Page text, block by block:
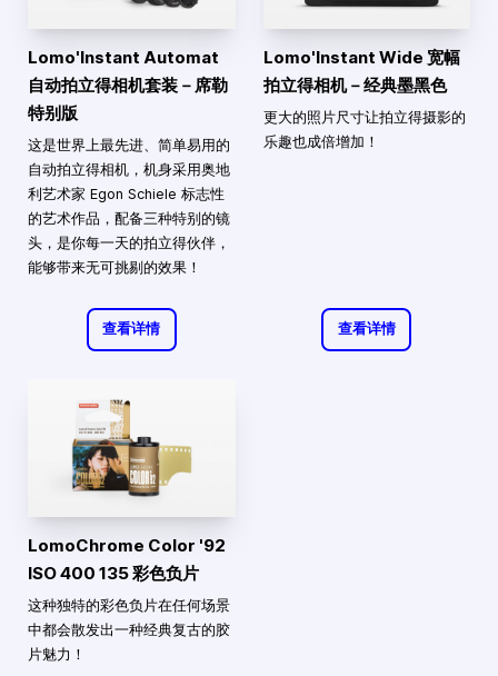
Lomo'Instant Automat
自动拍立得相机套装－席勒
特别版
这是世界上最先进、简单易用的
自动拍立得相机，机身采用奥地
利艺术家 Egon Schiele 标志性
的艺术作品，配备三种特别的镜
头，是你每一天的拍立得伙伴，
能够带来无可挑剔的效果！
查看详情
Lomo'Instant Wide 宽幅
拍立得相机－经典墨黑色
更大的照片尺寸让拍立得摄影的
乐趣也成倍增加！
查看详情
LomoChrome Color '92
ISO 400 135 彩色负片
这种独特的彩色负片在任何场景
中都会散发出一种经典复古的胶
片魅力！